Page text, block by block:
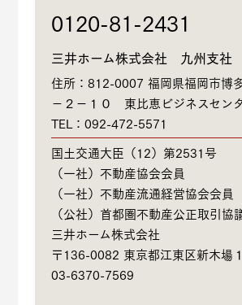
0120-81-2431
三井ホーム株式会社 九州支社
住所：812-0007 福岡県福岡市博
－２－１０ 東比恵ビジネスセン
TEL：092-472-5571
国土交通大臣（12）第2531号
（一社）不動産協会会員
（一社）不動産流通経営協会会員
（公社）首都圏不動産公正取引協
三井ホーム株式会社
〒136-0082 東京都江東区新木場
03-6370-7569